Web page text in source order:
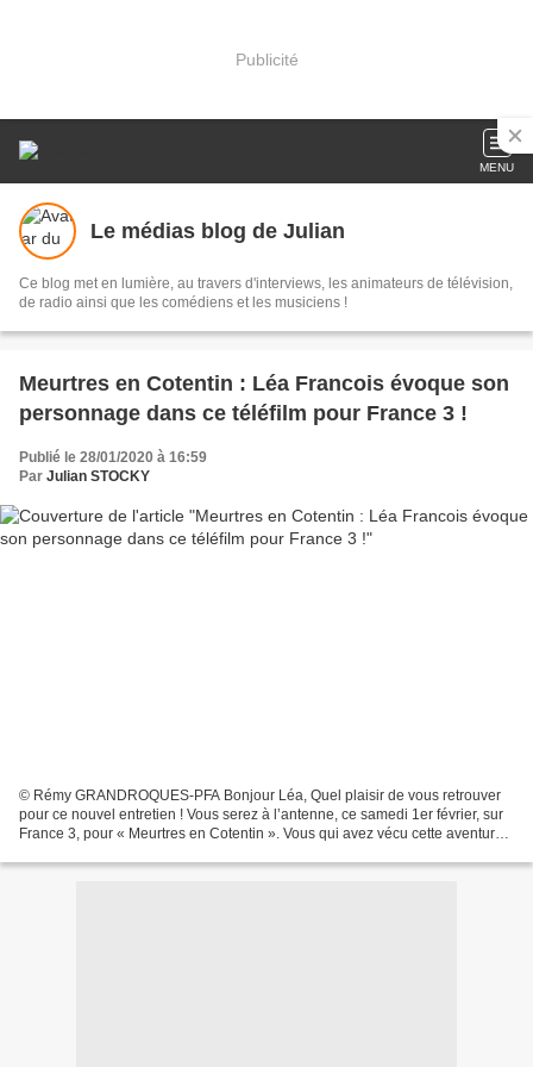
Publicité
MENU
Le médias blog de Julian
Ce blog met en lumière, au travers d'interviews, les animateurs de télévision,
de radio ainsi que les comédiens et les musiciens !
Meurtres en Cotentin : Léa Francois évoque son
personnage dans ce téléfilm pour France 3 !
Publié le 28/01/2020 à 16:59
Par Julian STOCKY
© Rémy GRANDROQUES-PFA Bonjour Léa, Quel plaisir de vous retrouver
pour ce nouvel entretien ! Vous serez à l’antenne, ce samedi 1er février, sur
France 3, pour « Meurtres en Cotentin ». Vous qui avez vécu cette aventure